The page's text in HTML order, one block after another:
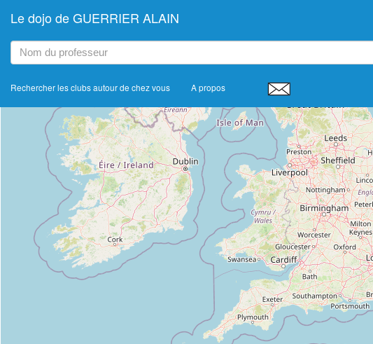
Le dojo de GUERRIER ALAIN
Rechercher les clubs autour de chez vous A propos
−